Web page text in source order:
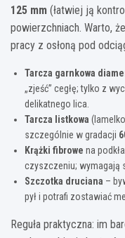
125 mm (łatwiej ją
powierzchniach. Warto,
pracy z osłoną pod
Tarcza garnkowa
„zjeść” cegłę; tylko z
delikatnego lica.
Tarcza listkowa
szczególnie w gradacji
Krążki fibrowe na
czyszczeniu; wymagają
Szczotka druciana –
pył i potrafi zostawiać
Reguła praktyczna: im